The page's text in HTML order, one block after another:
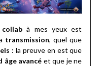
collabà mes yeux est
transmission, quel que
: la preuve en est que
âge avancé et que je ne